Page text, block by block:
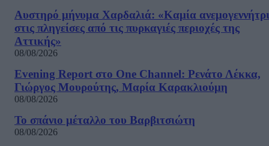
Αυστηρό μήνυμα Χαρδαλιά: «Καμία
στις πληγείσες από τις πυρκαγιές περιοχές της
Αττικής»
08/08/2026
Evening Report στο One Channel: Ρενάτο Λέκκα,
Γιώργος Μουρούτης, Μαρία Καρακλιούμη
08/08/2026
Το σπάνιο μέταλλο του Βαρβιτσιώτη
08/08/2026